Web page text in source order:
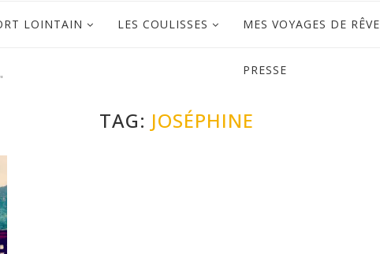
LOINTAIN LES COULISSES MES VOYAGES DE RÊVE
PRESSE
TAG: JOSÉPHINE